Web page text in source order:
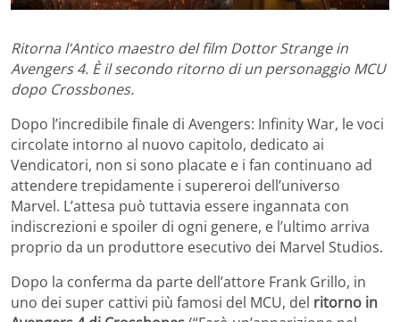
Ritorna l’Antico maestro del film Dottor Strange in
Avengers 4. È il secondo ritorno di un personaggio MCU
dopo Crossbones.
Dopo l’incredibile finale di Avengers: Infinity War, le voci
circolate intorno al nuovo capitolo, dedicato ai
Vendicatori, non si sono placate e i fan continuano ad
attendere trepidamente i supereroi dell’universo
Marvel. L’attesa può tuttavia essere ingannata con
indiscrezioni e spoiler di ogni genere, e l’ultimo arriva
proprio da un produttore esecutivo dei Marvel Studios.
Dopo la conferma da parte dell’attore Frank Grillo, in
uno dei super cattivi più famosi del MCU, del ritorno in